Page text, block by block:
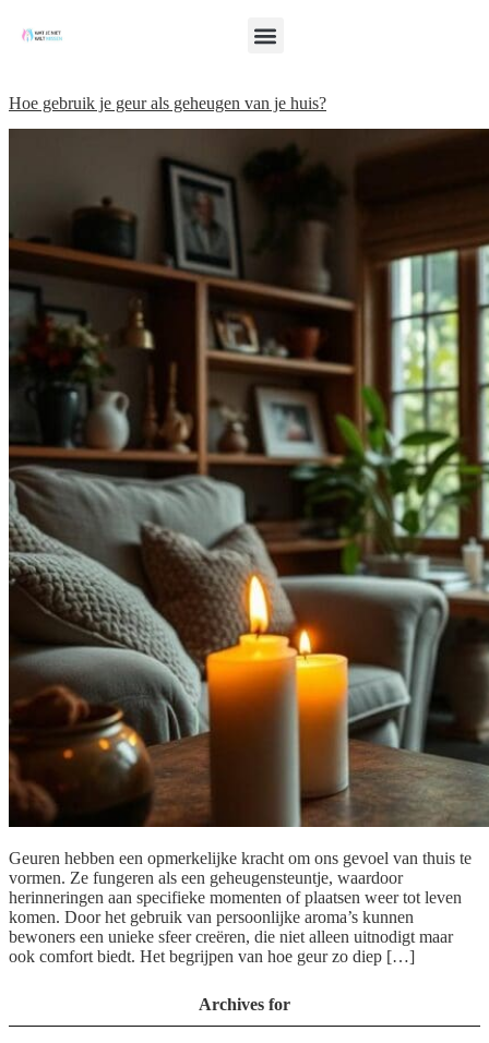
Hoe gebruik je geur als geheugen van je huis?
Geuren hebben een opmerkelijke kracht om ons gevoel van thuis te
vormen. Ze fungeren als een geheugensteuntje, waardoor
herinneringen aan specifieke momenten of plaatsen weer tot leven
komen. Door het gebruik van persoonlijke aroma’s kunnen
bewoners een unieke sfeer creëren, die niet alleen uitnodigt maar
ook comfort biedt. Het begrijpen van hoe geur zo diep […]
Archives for